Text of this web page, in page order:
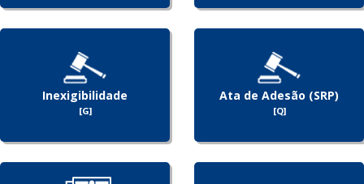
Inexigibilidade
[G]
Ata de Adesão (SRP)
[Q]